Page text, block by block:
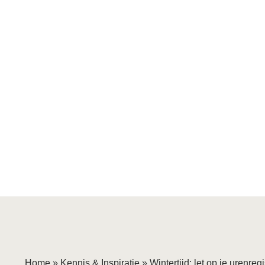
Home » Kennis & Inspiratie » Wintertijd: let op je